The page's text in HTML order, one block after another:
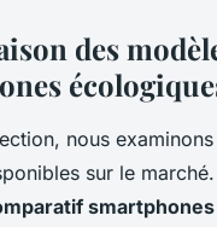
des
nous
sur le
smartphones